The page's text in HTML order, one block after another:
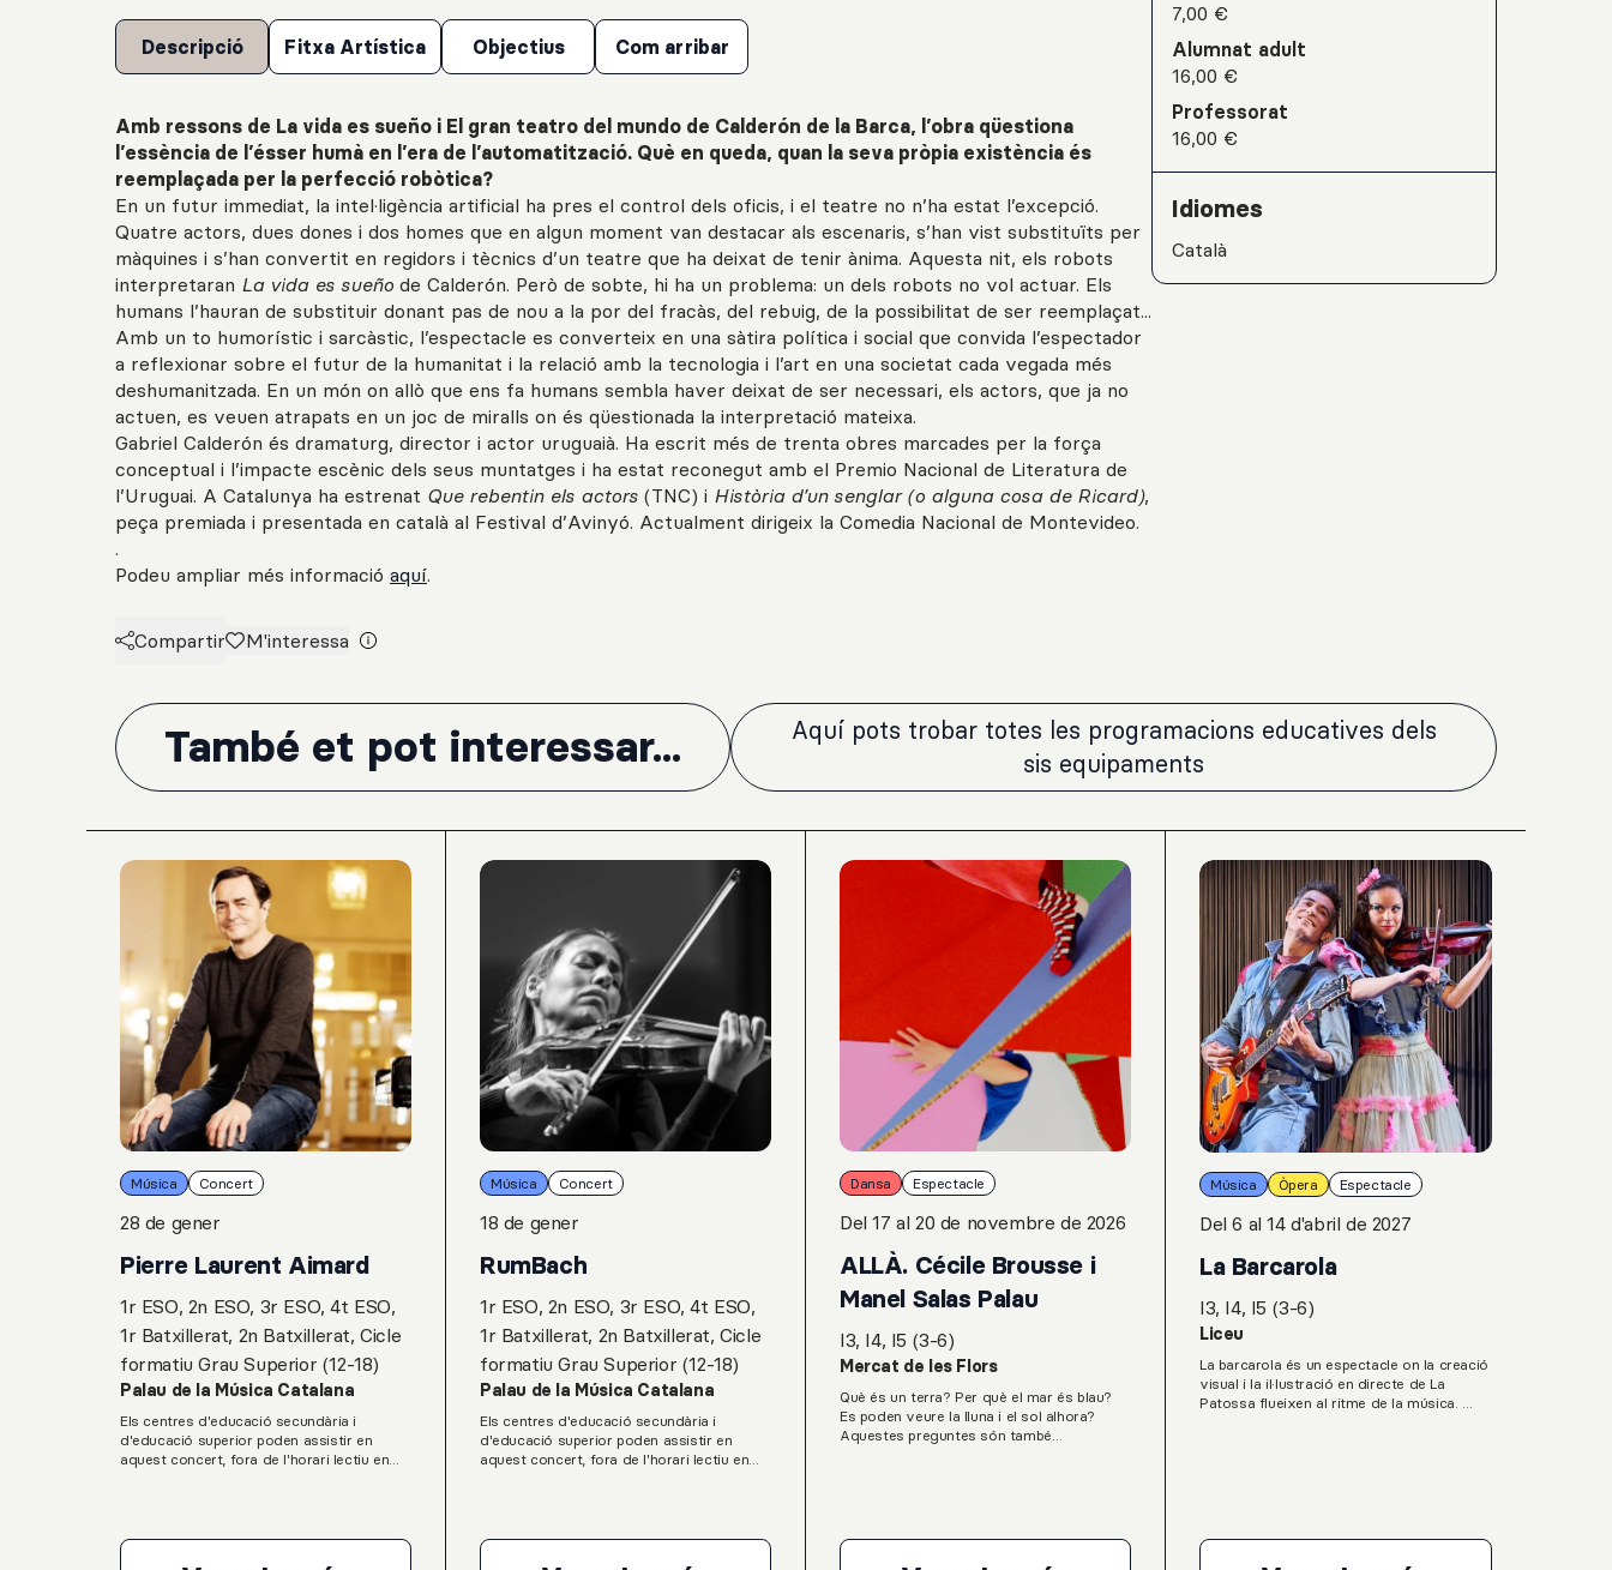
Descripció Fitxa Artística Objectius Com arribar
Amb ressons de La vida es sueño i El gran teatro del mundo de Calderón de la Barca, l’obra qüestiona
l’essència de l’ésser humà en l’era de l’automatització. Què en queda, quan la seva pròpia existència és
reemplaçada per la perfecció robòtica?
En un futur immediat, la intel·ligència artificial ha pres el control dels oficis, i el teatre no n’ha estat l’excepció.
Quatre actors, dues dones i dos homes que en algun moment van destacar als escenaris, s’han vist substituïts per
màquines i s’han convertit en regidors i tècnics d’un teatre que ha deixat de tenir ànima. Aquesta nit, els robots
interpretaran La vida es sueño de Calderón. Però de sobte, hi ha un problema: un dels robots no vol actuar. Els
humans l’hauran de substituir donant pas de nou a la por del fracàs, del rebuig, de la possibilitat de ser reemplaçat...
Amb un to humorístic i sarcàstic, l’espectacle es converteix en una sàtira política i social que convida l’espectador
a reflexionar sobre el futur de la humanitat i la relació amb la tecnologia i l’art en una societat cada vegada més
deshumanitzada. En un món on allò que ens fa humans sembla haver deixat de ser necessari, els actors, que ja no
actuen, es veuen atrapats en un joc de miralls on és qüestionada la interpretació mateixa.
Gabriel Calderón és dramaturg, director i actor uruguaià. Ha escrit més de trenta obres marcades per la força
conceptual i l’impacte escènic dels seus muntatges i ha estat reconegut amb el Premio Nacional de Literatura de
l’Uruguai. A Catalunya ha estrenat Que rebentin els actors (TNC) i Història d’un senglar (o alguna cosa de Ricard),
peça premiada i presentada en català al Festival d’Avinyó. Actualment dirigeix la Comedia Nacional de Montevideo.
.
Podeu ampliar més informació aquí.
Compartir M'interessa
7,00 €
Alumnat adult
16,00 €
Professorat
16,00 €
Idiomes
Català
També et pot interessar...
Aquí pots trobar totes les programacions educatives dels
sis equipaments
Música Concert
28 de gener
Pierre Laurent Aimard
1r ESO, 2n ESO, 3r ESO, 4t ESO,
1r Batxillerat, 2n Batxillerat, Cicle
formatiu Grau Superior (12-18)
Palau de la Música Catalana
Els centres d'educació secundària i
d'educació superior poden assistir en
aquest concert, fora de l'horari lectiu en
Bagatel·les, op. 119G. Ligeti: Musica
Música Concert
18 de gener
RumBach
1r ESO, 2n ESO, 3r ESO, 4t ESO,
1r Batxillerat, 2n Batxillerat, Cicle
formatiu Grau Superior (12-18)
Palau de la Música Catalana
Els centres d'educació secundària i
d'educació superior poden assistir en
aquest concert, fora de l'horari lectiu en
a violí i contrabaix basat en la ‘Passacaglia
Dansa Espectacle
Del 17 al 20 de novembre de 2026
ALLÀ. Cécile Brousse i
Manel Salas Palau
I3, I4, I5 (3-6)
Mercat de les Flors
Què és un terra? Per què el mar és blau?
Es poden veure la lluna i el sol alhora?
Aquestes preguntes són també
perseguir-lo o de submergir-se en ell, en
Música Òpera Espectacle
Del 6 al 14 d'abril de 2027
La Barcarola
I3, I4, I5 (3-6)
Liceu
La barcarola és un espectacle on la creació
visual i la il·lustració en directe de La
Patossa flueixen al ritme de la música.
inspiradora que pretén captivar els infants